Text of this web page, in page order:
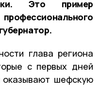
Это пример
глава региона
с первых дней
шефскую